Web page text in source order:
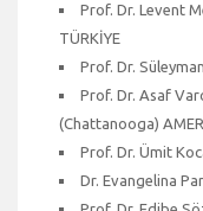
Prof. Dr. Levent
TÜRKİYE
Prof. Dr.
Prof. Dr. Asaf
(Chattanooga)
Prof. Dr. Ümit
Dr. Evangelina